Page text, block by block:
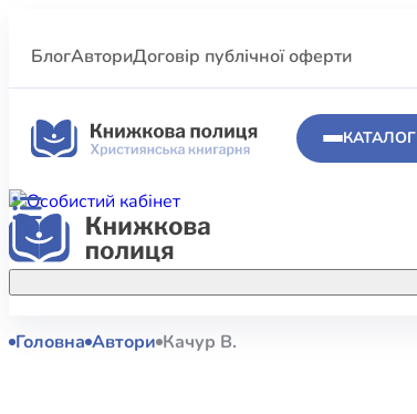
БлогАвториДоговір публічної оферти
КАТАЛОГ
Акційні пропозиції
Головна Автори Качур В.